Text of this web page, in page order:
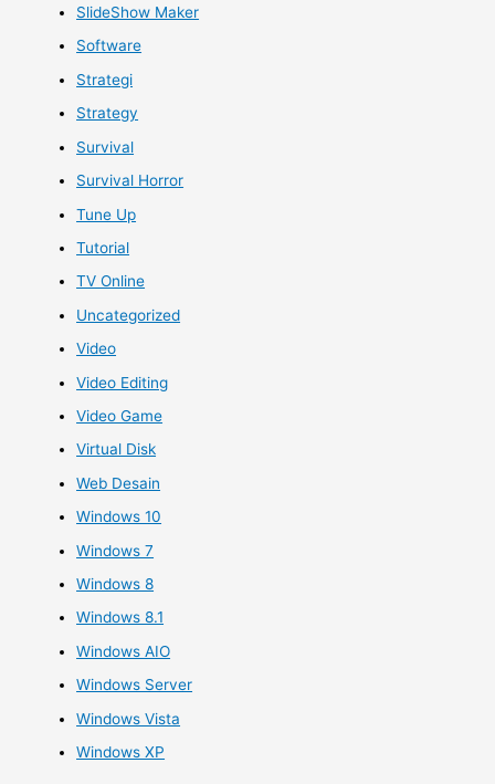
SlideShow Maker
Software
Strategi
Strategy
Survival
Survival Horror
Tune Up
Tutorial
TV Online
Uncategorized
Video
Video Editing
Video Game
Virtual Disk
Web Desain
Windows 10
Windows 7
Windows 8
Windows 8.1
Windows AIO
Windows Server
Windows Vista
Windows XP